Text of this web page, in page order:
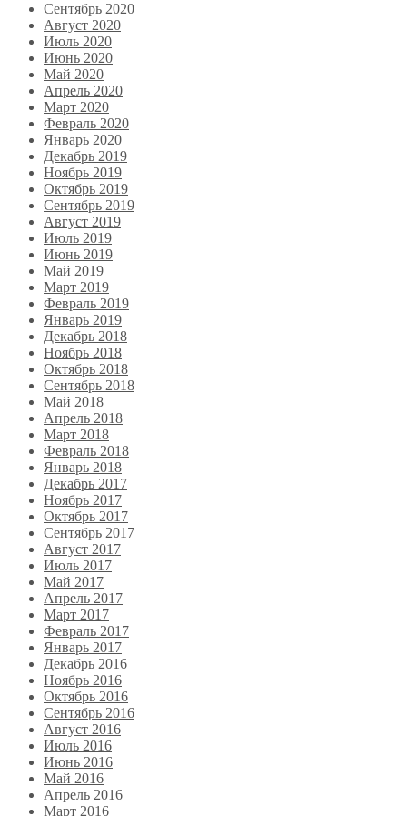
Сентябрь 2020
Август 2020
Июль 2020
Июнь 2020
Май 2020
Апрель 2020
Март 2020
Февраль 2020
Январь 2020
Декабрь 2019
Ноябрь 2019
Октябрь 2019
Сентябрь 2019
Август 2019
Июль 2019
Июнь 2019
Май 2019
Март 2019
Февраль 2019
Январь 2019
Декабрь 2018
Ноябрь 2018
Октябрь 2018
Сентябрь 2018
Май 2018
Апрель 2018
Март 2018
Февраль 2018
Январь 2018
Декабрь 2017
Ноябрь 2017
Октябрь 2017
Сентябрь 2017
Август 2017
Июль 2017
Май 2017
Апрель 2017
Март 2017
Февраль 2017
Январь 2017
Декабрь 2016
Ноябрь 2016
Октябрь 2016
Сентябрь 2016
Август 2016
Июль 2016
Июнь 2016
Май 2016
Апрель 2016
Март 2016